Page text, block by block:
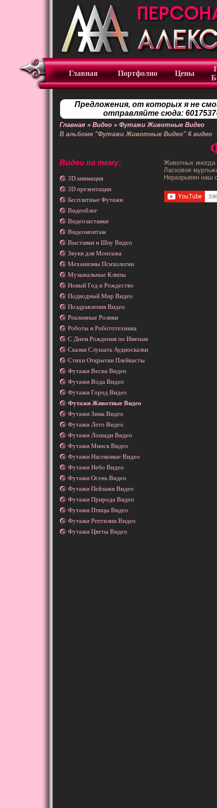
Главная Портфолио Цены
Предложения, от которых я не
отправляйте сюда:
Главная » Видео » Футажи Животные Видео
В альбоме "Футажи Животные Видео" 6 видео
Видео на тему:
3D анимация
3D презентации
Бесплатные Футажи
Видеоблог
Видеозаставки
Видеомонтаж
Выставки и Шоу Видео
Звуки для Монтажа
Механизмы Психологии
Музыкальные Клипы
Новый Год и Рождество
Подводный Мир Видео
Поздравления Видео
Рекламные Ролики
Роботы и Робототехника
С Днем Рождения по Именам
Сказки Слушать Аудиосказки
Стихи Открытки Плейкасты
Футажи Весна Видео
Футажи Вода Видео
Футажи Город Видео
Футажи Животные Видео
Футажи Зима Видео
Футажи Лето Видео
Футажи Лошади Видео
Футажи Минск Видео
Футажи Насекомые Видео
Футажи Небо Видео
Футажи Осень Видео
Футажи Пейзажи Видео
Футажи Природа Видео
Футажи Птицы Видео
Футажи Рептилии Видео
Футажи Цветы Видео
Животных
Ласковое
Неразрывен наш